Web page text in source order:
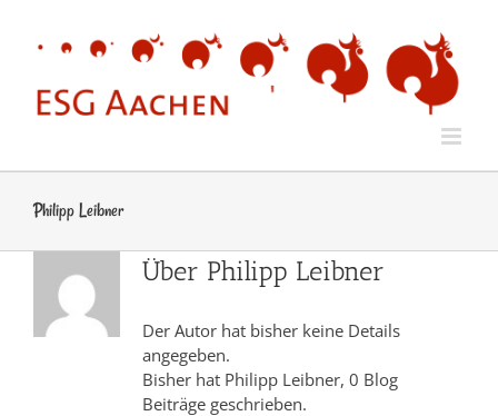
springen
Philipp Leibner
Über Philipp Leibner
Der Autor hat bisher keine Details
angegeben.
Bisher hat Philipp Leibner, 0 Blog
Beiträge geschrieben.